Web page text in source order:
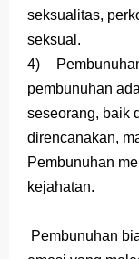
seksualitas,
seksual.
4)
pembunuhan
seseorang, baik
direncanakan,
Pembunuhan
kejahatan.
Pembunuhan